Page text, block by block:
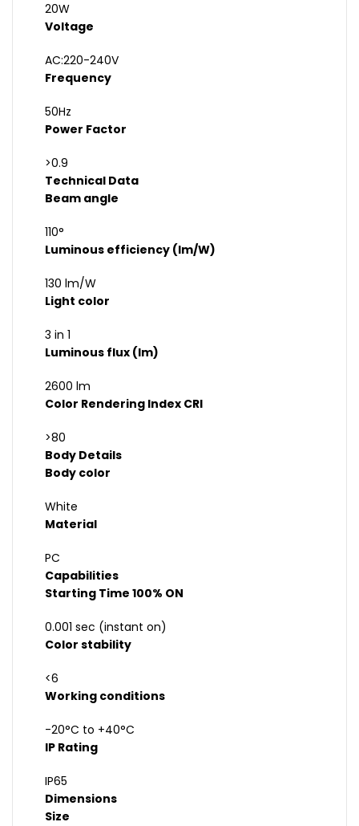
20W
Voltage
AC:220-240V
Frequency
50Hz
Power Factor
>0.9
Technical Data
Beam angle
110°
Luminous efficiency (lm/W)
130 lm/W
Light color
3 in 1
Luminous flux (lm)
2600 lm
Color Rendering Index CRI
>80
Body Details
Body color
White
Material
PC
Capabilities
Starting Time 100% ON
0.001 sec (instant on)
Color stability
<6
Working conditions
-20°C to +40°C
IP Rating
IP65
Dimensions
Size